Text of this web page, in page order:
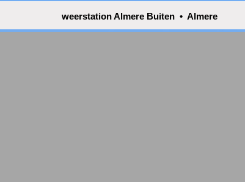
weerstation Almere Buiten • Almere